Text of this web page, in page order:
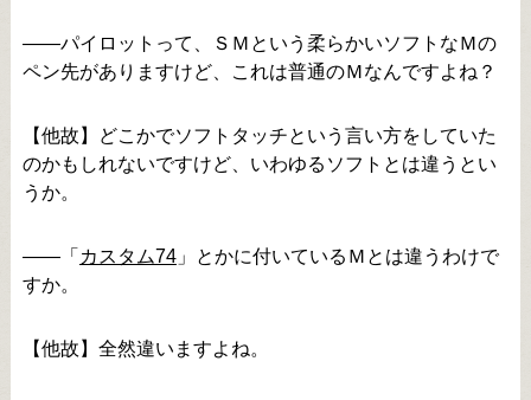
――パイロットって、ＳＭという柔らかいソフトなＭの
ペン先がありますけど、これは普通のＭなんですよね？
【他故】どこかでソフトタッチという言い方をしていた
のかもしれないですけど、いわゆるソフトとは違うとい
うか。
――「 カスタム74」とかに付いているＭとは違うわけで
すか。
【他故】全然違いますよね。